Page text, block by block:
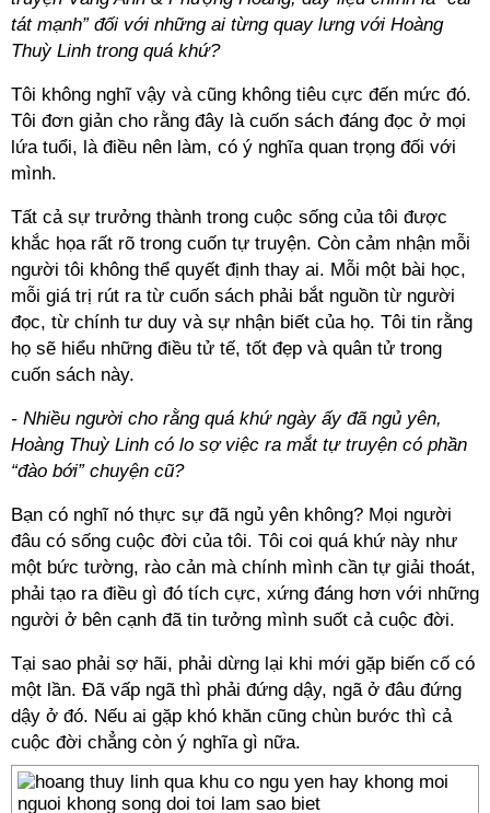
tát mạnh” đối với những ai từng quay lưng với Hoàng
Thuỳ Linh trong quá khứ?
Tôi không nghĩ vậy và cũng không tiêu cực đến mức đó.
Tôi đơn giản cho rằng đây là cuốn sách đáng đọc ở mọi
lứa tuổi, là điều nên làm, có ý nghĩa quan trọng đối với
mình.
Tất cả sự trưởng thành trong cuộc sống của tôi được
khắc họa rất rõ trong cuốn tự truyện. Còn cảm nhận mỗi
người tôi không thể quyết định thay ai. Mỗi một bài học,
mỗi giá trị rút ra từ cuốn sách phải bắt nguồn từ người
đọc, từ chính tư duy và sự nhận biết của họ. Tôi tin rằng
họ sẽ hiểu những điều tử tế, tốt đẹp và quân tử trong
cuốn sách này.
- Nhiều người cho rằng quá khứ ngày ấy đã ngủ yên,
Hoàng Thuỳ Linh có lo sợ việc ra mắt tự truyện có phần
“đào bới” chuyện cũ?
Bạn có nghĩ nó thực sự đã ngủ yên không? Mọi người
đâu có sống cuộc đời của tôi. Tôi coi quá khứ này như
một bức tường, rào cản mà chính mình cần tự giải thoát,
phải tạo ra điều gì đó tích cực, xứng đáng hơn với những
người ở bên cạnh đã tin tưởng mình suốt cả cuộc đời.
Tại sao phải sợ hãi, phải dừng lại khi mới gặp biến cố có
một lần. Đã vấp ngã thì phải đứng dậy, ngã ở đâu đứng
dậy ở đó. Nếu ai gặp khó khăn cũng chùn bước thì cả
cuộc đời chẳng còn ý nghĩa gì nữa.